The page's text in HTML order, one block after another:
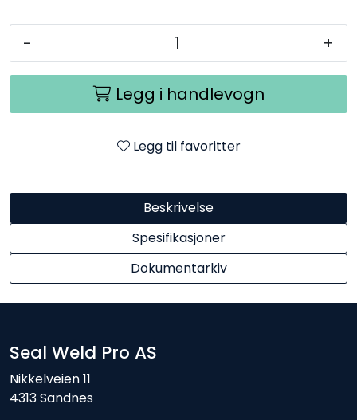
- +
Legg i handlevogn
Legg til favoritter
Beskrivelse
Spesifikasjoner
Dokumentarkiv
Seal Weld Pro AS
Nikkelveien 11
4313 Sandnes